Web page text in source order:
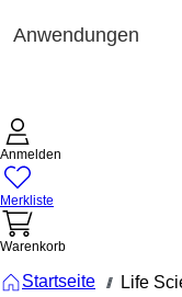
Anwendungen
Anmelden
Merkliste
Warenkorb
Startseite /// Life